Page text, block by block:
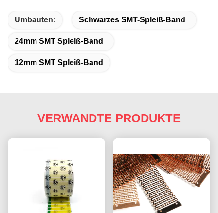
Umbauten: Schwarzes SMT-Spleiß-Band
24mm SMT Spleiß-Band
12mm SMT Spleiß-Band
VERWANDTE PRODUKTE